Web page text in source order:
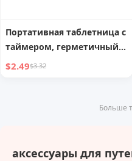
Портативная таблетница с
таймером, герметичный
контейнер для хранения
$2.49$3.32
Больше
аксессуары для